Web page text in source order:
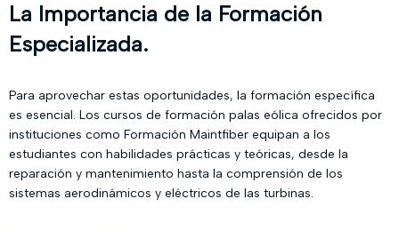
La Importancia de la Formación
Especializada.
Para aprovechar estas oportunidades, la formación específica
es esencial. Los cursos de formación palas eólica ofrecidos por
instituciones como Formación Maintfiber equipan a los
estudiantes con habilidades prácticas y teóricas, desde la
reparación y mantenimiento hasta la comprensión de los
sistemas aerodinámicos y eléctricos de las turbinas.